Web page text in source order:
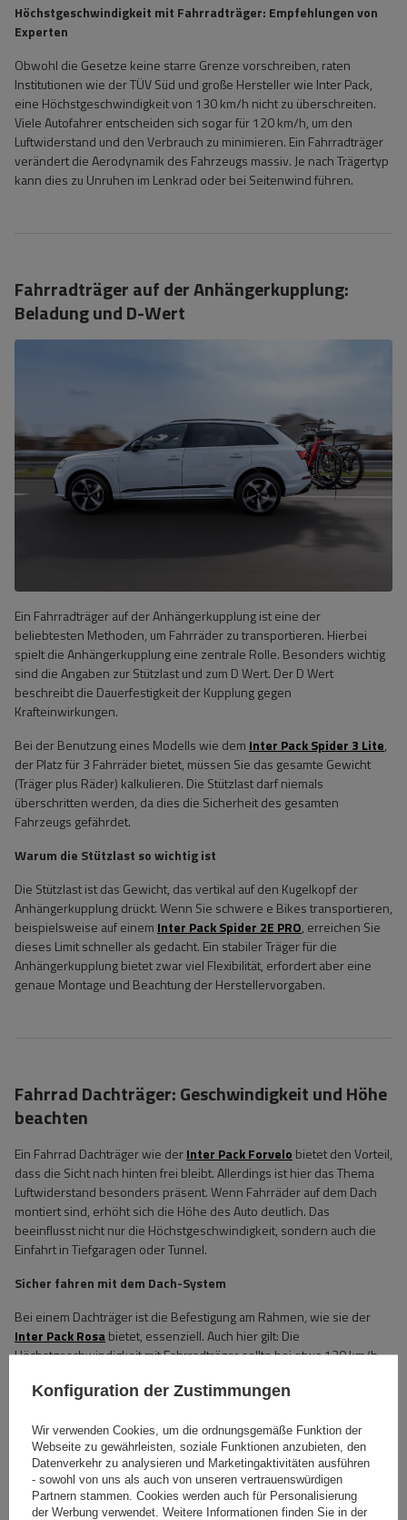
Höchstgeschwindigkeit mit Fahrradträger: Empfehlungen von
Experten
Obwohl die Gesetze keine starre Grenze vorschreiben, raten
Institutionen wie der TÜV Süd und große Hersteller wie Inter Pack,
eine Höchstgeschwindigkeit von 130 km/h nicht zu überschreiten.
Viele Autofahrer entscheiden sich sogar für 120 km/h, um den
Luftwiderstand und den Verbrauch zu minimieren. Ein Fahrradträger
verändert die Aerodynamik des Fahrzeugs massiv. Je nach Trägertyp
kann dies zu Unruhen im Lenkrad oder bei Seitenwind führen.
Fahrradträger auf der Anhängerkupplung:
Beladung und D-Wert
Ein Fahrradträger auf der Anhängerkupplung ist eine der
beliebtesten Methoden, um Fahrräder zu transportieren. Hierbei
spielt die Anhängerkupplung eine zentrale Rolle. Besonders wichtig
sind die Angaben zur Stützlast und zum D Wert. Der D Wert
beschreibt die Dauerfestigkeit der Kupplung gegen
Krafteinwirkungen.
Bei der Benutzung eines Modells wie dem Inter Pack Spider 3 Lite,
der Platz für 3 Fahrräder bietet, müssen Sie das gesamte Gewicht
(Träger plus Räder) kalkulieren. Die Stützlast darf niemals
überschritten werden, da dies die Sicherheit des gesamten
Fahrzeugs gefährdet.
Warum die Stützlast so wichtig ist
Die Stützlast ist das Gewicht, das vertikal auf den Kugelkopf der
Anhängerkupplung drückt. Wenn Sie schwere e Bikes transportieren,
beispielsweise auf einem Inter Pack Spider 2E PRO, erreichen Sie
dieses Limit schneller als gedacht. Ein stabiler Träger für die
Anhängerkupplung bietet zwar viel Flexibilität, erfordert aber eine
genaue Montage und Beachtung der Herstellervorgaben.
Fahrrad Dachträger: Geschwindigkeit und Höhe
beachten
Ein Fahrrad Dachträger wie derInter Pack Forvelo bietet den Vorteil,
dass die Sicht nach hinten frei bleibt. Allerdings ist hier das Thema
Luftwiderstand besonders präsent. Wenn Fahrräder auf dem Dach
montiert sind, erhöht sich die Höhe des Auto deutlich. Das
beeinflusst nicht nur die Höchstgeschwindigkeit, sondern auch die
Einfahrt in Tiefgaragen oder Tunnel.
Sicher fahren mit dem Dach-System
Bei einem Dachträger ist die Befestigung am Rahmen, wie sie der
Inter Pack Rosabietet, essenziell. Auch hier gilt: Die
Höchstgeschwindigkeit mit Fahrradträger sollte bei etwa 120 km/h
Pfeifgeräuschen und einem instabilen Fahrverhalten. Im Vergleich
höher.
Konfiguration der Zustimmungen
Wir verwenden Cookies, um die ordnungsgemäße Funktion der
Webseite zu gewährleisten, soziale Funktionen anzubieten, den
Datenverkehr zu analysieren und Marketingaktivitäten ausführen
- sowohl von uns als auch von unseren vertrauenswürdigen
Partnern stammen. Cookies werden auch für Personalisierung
der Werbung verwendet. Weitere Informationen finden Sie in der